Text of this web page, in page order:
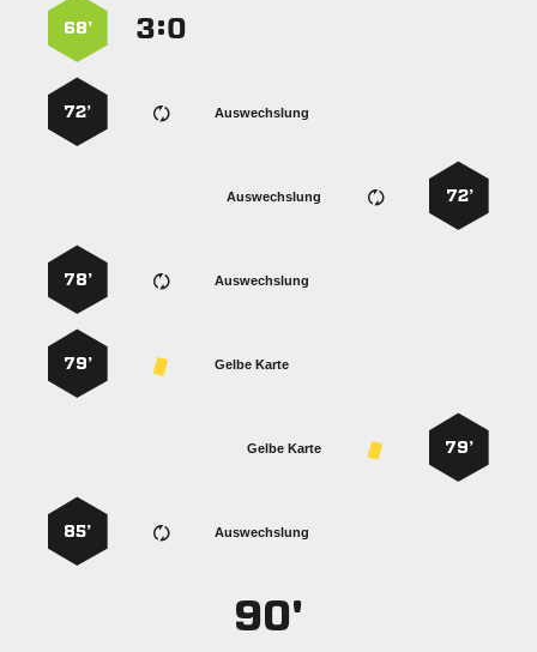
:
68’
Auswechslung
72’
72’
Auswechslung
Auswechslung
78’
Gelbe Karte
79’
79’
Gelbe Karte
Auswechslung
85’
90'